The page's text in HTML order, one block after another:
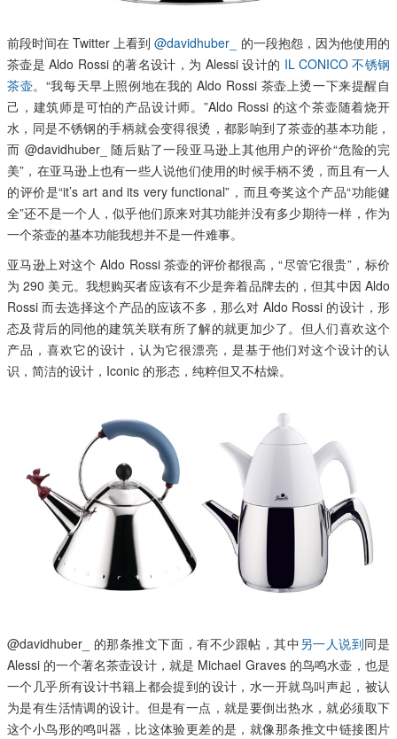
前段时间在 Twitter 上看到@davidhuber_
的一段抱怨，因为他使用的
茶壶是 Aldo Rossi 的著名设计，为 Alessi 设计的 IL CONICO 不锈钢
茶壶。“我每天早上照例地在我的 Aldo Rossi 茶壶上烫一下来提醒自
己，建筑师是可怕的产品设计师。”Aldo Rossi 的这个茶壶随着烧开
水，同是不锈钢的手柄就会变得很烫，都影响到了茶壶的基本功能，
而 @davidhuber_ 随后贴了一段亚马逊上其他用户的评价“危险的完
美”，在亚马逊上也有一些人说他们使用的时候手柄不烫，而且有一人
的评价是“it’s art and its very functional”，而且夸奖这个产品“功能健
全”还不是一个人，似乎他们原来对其功能并没有多少期待一样，作为
一个茶壶的基本功能我想并不是一件难事。
亚马逊上对这个 Aldo Rossi 茶壶的评价都很高，“尽管它很贵”，标价
为 290 美元。我想购买者应该有不少是奔着品牌去的，但其中因 Aldo
Rossi 而去选择这个产品的应该不多，那么对 Aldo Rossi 的设计，形
态及背后的同他的建筑关联有所了解的就更加少了。但人们喜欢这个
产品，喜欢它的设计，认为它很漂亮，是基于他们对这个设计的认
识，简洁的设计，Iconic 的形态，纯粹但又不枯燥。
@davidhuber_ 的那条推文下面，有不少跟帖，其中 另一人说到同是
Alessi 的一个著名茶壶设计，就是 Michael Graves 的鸟鸣水壶，也是
一个几乎所有设计书籍上都会提到的设计，水一开就鸟叫声起，被认
为是有生活情调的设计。但是有一点，就是要倒出热水，就必须取下
这个小鸟形的鸣叫器，比这体验更差的是，就像那条推文中链接图片